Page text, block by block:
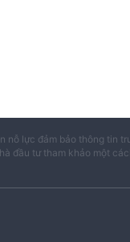
lực đảm bảo thông tin
đầu tư tham khảo một